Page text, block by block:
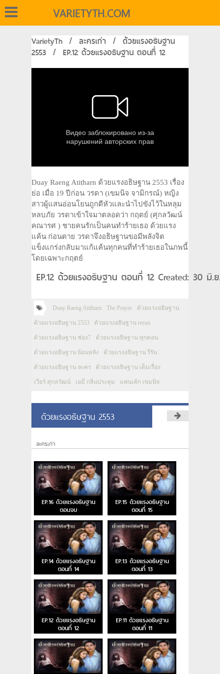
VARIETYTH.COM
VarietyTh / ละครเก่า / ด้วยแรงอธิษฐาน
2553 / EP.12 ด้วยแรงอธิษฐาน ตอนที่ 12
Duay Raeng Atitharn ด้วยแรงอธิษฐาน 2553 เรื่อง
ย่อ เมื่อ 19 ปีก่อน วรดา (เขมนิจ จามิกรณ์) หญิง
สาวผู้แสนอ่อนโยนถูกตีหัวและนำไปขังไว้ในหลุม
หลบภัย วรดาเข้าใจมาตลอดว่า กฤตย์ (ศุกลวัฒน์
คณารศ ) ชายคนรักเป็นคนทำร้ายเธอ ด้วยแรง
แค้น ก่อนตาย วรดาจึงอธิษฐานขอมีพลังจิต
แข็งแกร่งกลับมาแก้แค้นทุกคนที่ทำร้ายเธอในภพนี้
โดยเฉพาะกฤตย์
EP.12 ด้วยแรงอธิษฐาน ตอนที่ 12 Created: 30 มิ.
Duay Raeng Atitharn The Prayer ด้วยแรงอธิษฐาน
ด้วยแรงอธิษฐาน 2553 ด้วยแรงอธิษฐาน rerun
ด้วยแรงอธิษฐาน ช่อง7 ด้วยแรงอธิษฐาน ทุกตอน
ด้วยแรงอธิษฐาน ย้อนหลัง ด้วยแรงอธิษฐาน รีรัน
ด้วยแรงอธิษฐาน ละคร ด้วยแรงอธิษฐาน เต็มเรื่อง
เวียร์ ศุกลวัฒน์ เอมี่ กลิ่นประทุม แพนเค้ก เขมนิจ
ด้วยแรงอธิษฐาน 2553
ละครเก่า
EP.16 ด้วยแรงอธิษฐาน
ตอนจบ
EP.15 ด้วยแรงอธิษฐาน
ตอนที่ 15
EP.14 ด้วยแรงอธิษฐาน
ตอนที่ 14
EP.13 ด้วยแรงอธิษฐาน
ตอนที่ 13
EP.12 ด้วยแรงอธิษฐาน
ตอนที่ 12
EP.11 ด้วยแรงอธิษฐาน
ตอนที่ 11